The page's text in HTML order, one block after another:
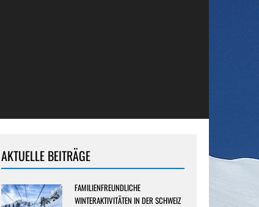
AKTUELLE BEITRÄGE
FAMILIENFREUNDLICHE
WINTERAKTIVITÄTEN IN DER SCHWEIZ